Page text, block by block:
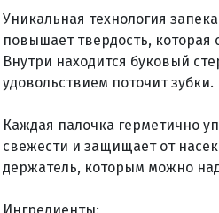
Уникальная технология
повышает твердость, которая
Внутри находится буковый
удовольствием поточит зубки.
Каждая палочка герметично
свежести и защищает от
держатель, которым можно